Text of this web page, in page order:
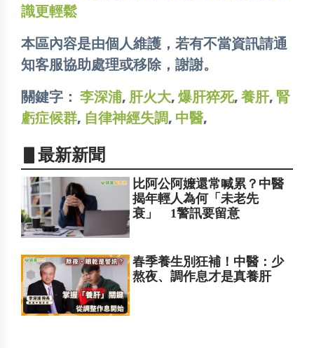
識更輕鬆
本區內容是由個人維護，若有不當資訊請通
知客服協助處理或移除，謝謝。
關鍵字： 李深浦, 肝火大, 爆肝猝死, 養肝, 腎
虧症候群, 自律神經失調, 中醫,
▋最新新聞
比阿公阿嬤還常喊累？中醫
揭年輕人為何「未老先
衰」 1警訊要留意
春季養生別狂補！中醫：少
熬夜、調作息才是真養肝